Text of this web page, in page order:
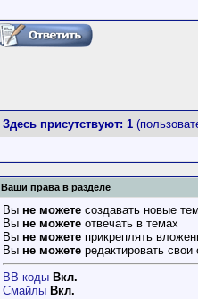
Здесь присутствуют: 1
Ваши права в разделе
Вы не можете создавать новые
Вы не можете отвечать в темах
Вы не можете прикреплять
Вы не можете редактировать
BB коды Вкл.
Смайлы Вкл.